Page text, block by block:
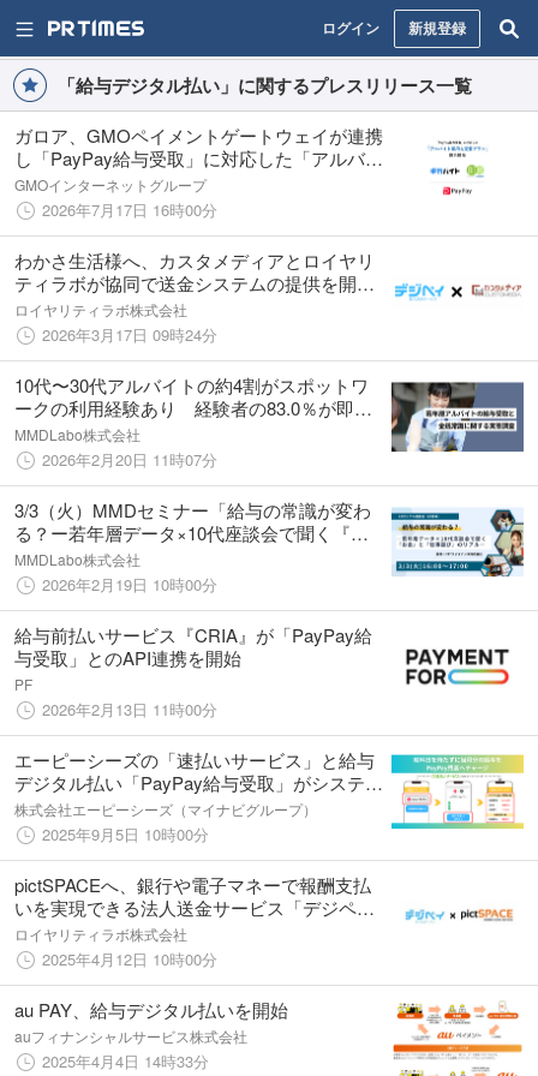
ログイン 新規登録
「給与デジタル払い」に関するプレスリリース一覧
ガロア、GMOペイメントゲートウェイが連携
し「PayPay給与受取」に対応した「アルバイ
ト採用＆定着プラン」を提供開始
GMOインターネットグループ
2026年7月17日 16時00分
わかさ生活様へ、カスタメディアとロイヤリ
ティラボが協同で送金システムの提供を開
始。フリーランスへの報酬支払を銀行や各種
キャッシュレス決済サービスで実現。
ロイヤリティラボ株式会社
2026年3月17日 09時24分
10代〜30代アルバイトの約4割がスポットワ
ークの利用経験あり 経験者の83.0％が即時
払いを基準に仕事を選択
MMDLabo株式会社
2026年2月20日 11時07分
3/3（火）MMDセミナー「給与の常識が変わ
る？ー若年層データ×10代座談会で聞く『お
金』と『仕事選び』のリアルー」
MMDLabo株式会社
2026年2月19日 10時00分
給与前払いサービス『CRIA』が「PayPay給
与受取」とのAPI連携を開始
PF
2026年2月13日 11時00分
エーピーシーズの「速払いサービス」と給与
デジタル払い「PayPay給与受取」がシステム
間連携しました
株式会社エーピーシーズ（マイナビグループ）
2025年9月5日 10時00分
pictSPACEへ、銀行や電子マネーで報酬支払
いを実現できる法人送金サービス「デジペイ
クラウド」を提供
ロイヤリティラボ株式会社
2025年4月12日 10時00分
au PAY、給与デジタル払いを開始
auフィナンシャルサービス株式会社
2025年4月4日 14時33分